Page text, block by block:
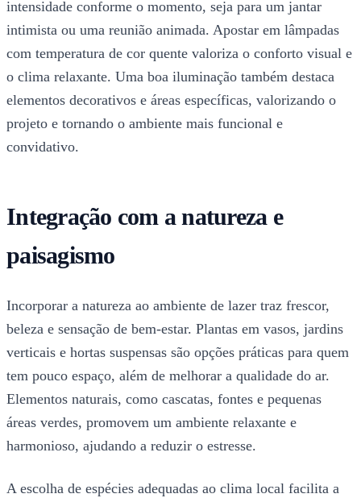
intensidade conforme o momento, seja para um jantar
intimista ou uma reunião animada. Apostar em lâmpadas
com temperatura de cor quente valoriza o conforto visual e
o clima relaxante. Uma boa iluminação também destaca
elementos decorativos e áreas específicas, valorizando o
projeto e tornando o ambiente mais funcional e
convidativo.
Integração com a natureza e
paisagismo
Incorporar a natureza ao ambiente de lazer traz frescor,
beleza e sensação de bem-estar. Plantas em vasos, jardins
verticais e hortas suspensas são opções práticas para quem
tem pouco espaço, além de melhorar a qualidade do ar.
Elementos naturais, como cascatas, fontes e pequenas
áreas verdes, promovem um ambiente relaxante e
harmonioso, ajudando a reduzir o estresse.
A escolha de espécies adequadas ao clima local facilita a